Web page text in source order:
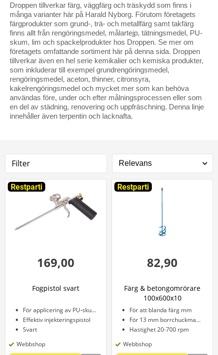
Droppen tillverkar färg, väggfärg och träskydd som finns i
många varianter här på Harald Nyborg. Förutom företagets
färgprodukter som grund-, trä- och metallfärg samt takfärg
finns allt från rengöringsmedel, målartejp, tätningsmedel, PU-
skum, lim och spackelprodukter hos Droppen. Se mer om
företagets omfattande sortiment här på denna sida. Droppen
tillverkar även en hel serie kemikalier och kemiska produkter,
som inkluderar till exempel grundrengöringsmedel,
rengöringsmedel, aceton, thinner, citronsyra,
kakelrengöringsmedel och mycket mer som kan behöva
användas före, under och efter målningsprocessen eller som
en del av städning, renovering och uppfräschning. Denna linje
innehåller även terpentin och lacknafta.
Filter
Restparti
169,00
Fogpistol svart
För applicering av PU-skum
Effektiv injekteringspistol
Svart
Webbshop
Restparti
82,90
Färg & betongomrörare
100x600x10
För att blanda färg mm
För 13 mm borrchuckmaskiner
Hastighet 20-700 rpm
Webbshop